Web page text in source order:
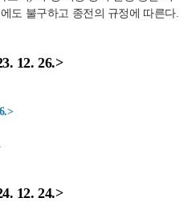
도 불구하고 종전의 규정에 따른다.
12. 26.>
12. 24.>